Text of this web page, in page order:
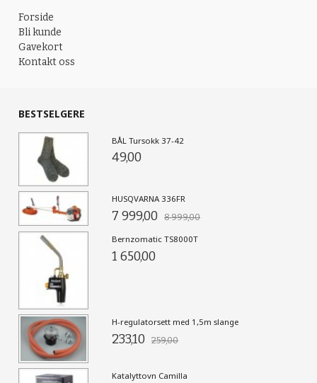
Forside
Bli kunde
Gavekort
Kontakt oss
BESTSELGERE
BÅL Tursokk 37-42
49,00
HUSQVARNA 336FR
7 999,00 8 999,00
Bernzomatic TS8000T
1 650,00
H-regulatorsett med 1,5m slange
233,10 259,00
Katalyttovn Camilla